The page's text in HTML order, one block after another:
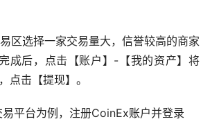
区选择一家交易量大，信誉较高的商家
成后，点击【账户】-【我的资产】将
点击【提现】。
平台为例，注册CoinEx账户并登录